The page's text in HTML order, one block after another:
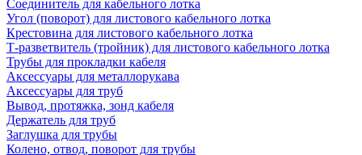
Соединитель для кабельного лотка
Угол (поворот) для листового кабельного лотка
Крестовина для листового кабельного лотка
Т-разветвитель (тройник) для листового кабельного лотка
Трубы для прокладки кабеля
Аксессуары для металлорукава
Аксессуары для труб
Вывод, протяжка, зонд кабеля
Держатель для труб
Заглушка для трубы
Колено, отвод, поворот для трубы